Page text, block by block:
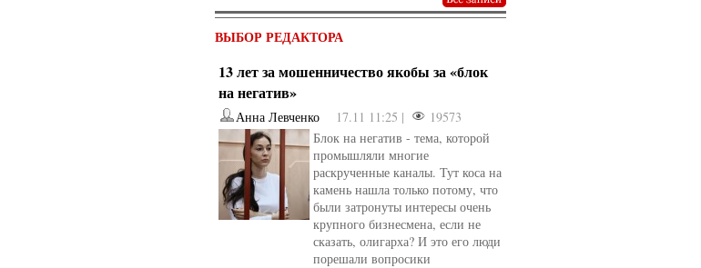
ВЫБОР РЕДАКТОРА
13 лет за мошенничество якобы за «блок
на негатив»
Анна Левченко 17.11 11:25 |
19573
Блок на негатив - тема, которой
промышляли многие
раскрученные каналы. Тут коса на
камень нашла только потому, что
были затронуты интересы очень
крупного бизнесмена, если не
сказать, олигарха? И это его люди
порешали вопросики